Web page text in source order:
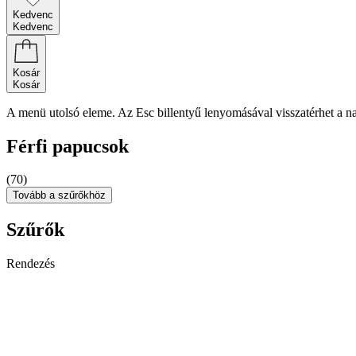
Kedvenc
Kedvenc
Kosár
Kosár
A menü utolsó eleme. Az Esc billentyű lenyomásával visszatérhet a
Férfi papucsok
(70)
Tovább a szűrőkhöz
Szűrők
Rendezés